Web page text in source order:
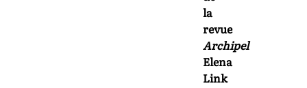
la
revue
Archipel
Elena
Link